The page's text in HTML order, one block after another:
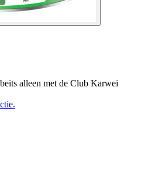
alleen met de Club Karwei